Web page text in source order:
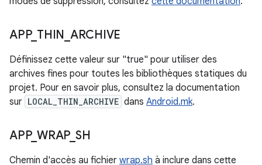
APP_ THIN ARCHIVE
Définissez cette valeur sur "true" pour utiliser des
archives fines pour toutes les bibliothèques statiques du
projet. Pour en savoir plus, consultez la documentation
sur LOCAL_THIN_ARCHIVE dans Android.mk.
APP_ WRAP_ SH
Chemin d'accès au fichier wrap.sh à inclure dans cette